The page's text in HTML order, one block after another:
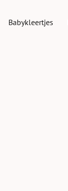
Babykleertjes